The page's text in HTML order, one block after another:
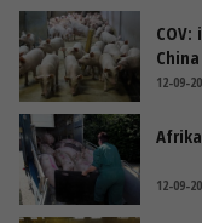
China
12-09-
12-09-